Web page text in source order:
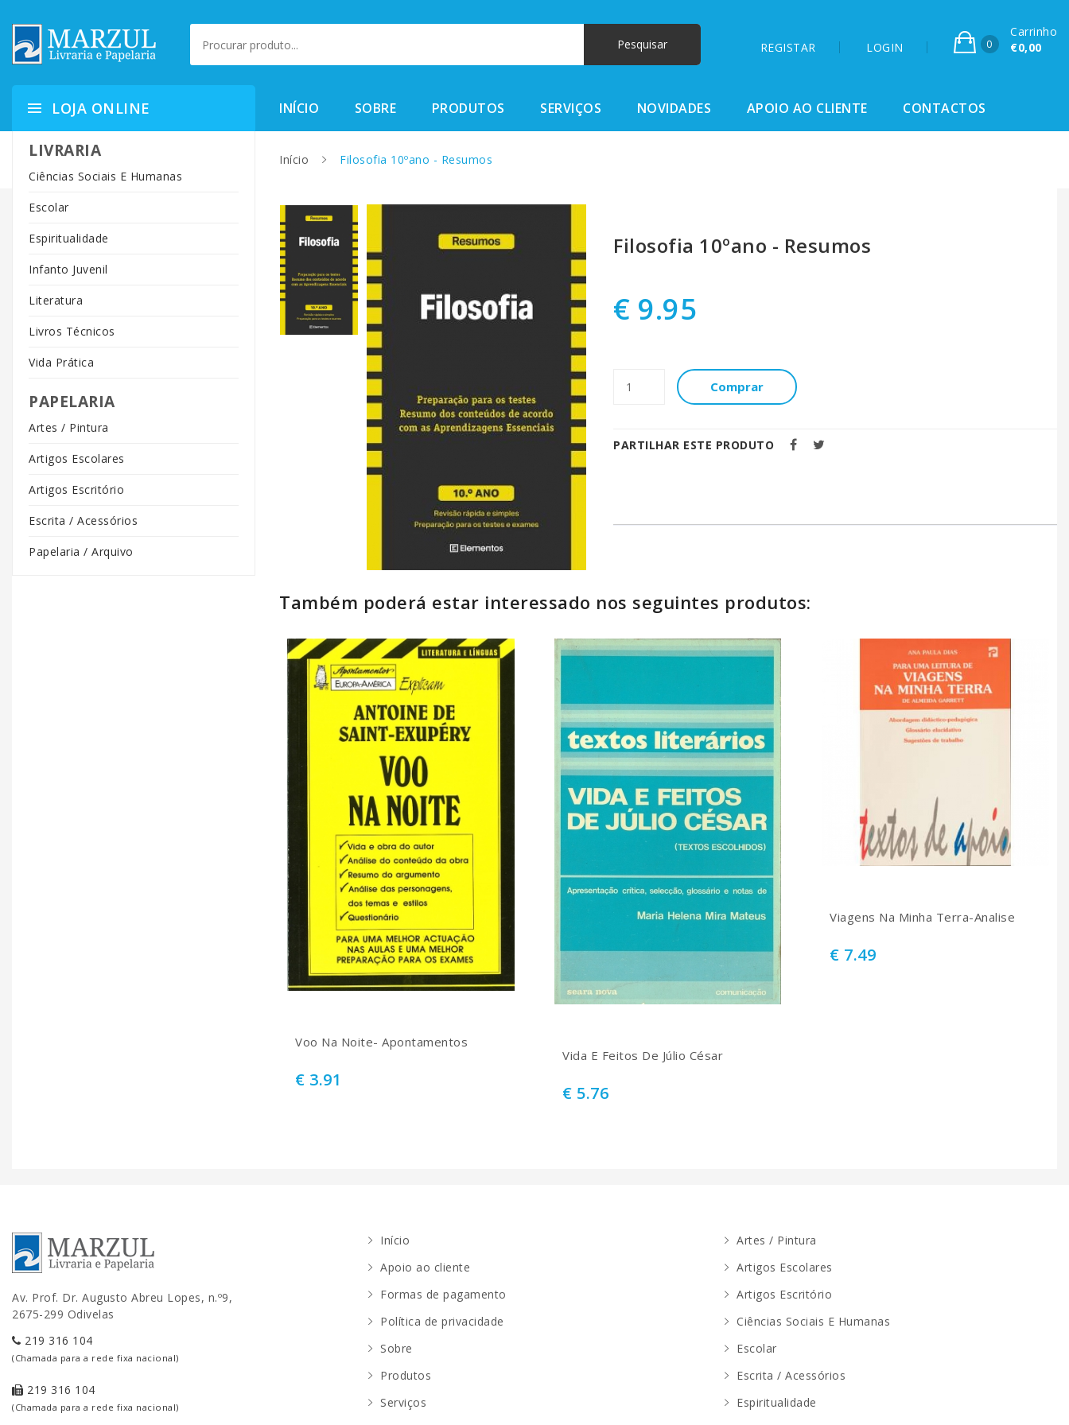
REGISTAR LOGIN 0
Carrinho
€0,00
LOJA ONLINE
LIVRARIA
Ciências Sociais E Humanas
Escolar
Espiritualidade
Infanto Juvenil
Literatura
Livros Técnicos
Vida Prática
PAPELARIA
Artes / Pintura
Artigos Escolares
Artigos Escritório
Escrita / Acessórios
Papelaria / Arquivo
INÍCIO SOBRE PRODUTOS SERVIÇOS NOVIDADES APOIO AO CLIENTE CONTACTOS
Início Filosofia 10ºano - Resumos
Filosofia 10ºano - Resumos
€ 9.95
Comprar
PARTILHAR ESTE PRODUTO
Também poderá estar interessado nos seguintes produtos:
Voo Na Noite- Apontamentos
€ 3.91
Vida E Feitos De Júlio César
€ 5.76
Viagens Na Minha Terra-Analise
€ 7.49
Av. Prof. Dr. Augusto Abreu Lopes, n.º9,
2675-299 Odivelas
219 316 104
(Chamada para a rede fixa nacional)
219 316 104
(Chamada para a rede fixa nacional)
Início
Apoio ao cliente
Formas de pagamento
Política de privacidade
Sobre
Produtos
Serviços
Artes / Pintura
Artigos Escolares
Artigos Escritório
Ciências Sociais E Humanas
Escolar
Escrita / Acessórios
Espiritualidade